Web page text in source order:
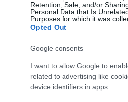
Retention, Sale, and/or
Personal Data that Is
Purposes for which it was
Opted Out
Google consents
I want to allow Google to
related to advertising like
device identifiers in apps.